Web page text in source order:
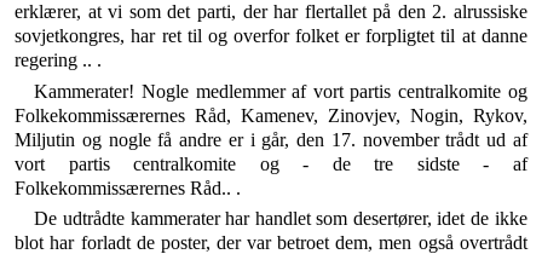
erklærer, at vi som det parti, der har fler­tallet på den 2. alrussiske
sovjetkongres, har ret til og overfor folket er forpligtet til at danne
regering .. .
Kammerater! Nogle medlemmer af vort partis centralkomite og
Folkekommissærernes Råd, Kamenev, Zinovjev, Nogin, Rykov,
Miljutin og nogle få andre er i går, den 17. november trådt ud af
vort partis centralkomite og - de tre sidste - af
Folkekommissærernes Råd.. .
De udtrådte kammerater har handlet som desertører, idet de ikke
blot har forladt de poster, der var betroet dem, men også overtrådt